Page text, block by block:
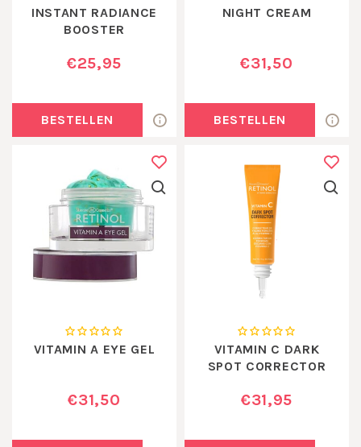
INSTANT RADIANCE
BOOSTER
€25,95
BESTELLEN
NIGHT CREAM
€31,50
BESTELLEN
VITAMIN A EYE GEL
€31,50
VITAMIN C DARK
SPOT CORRECTOR
€31,95